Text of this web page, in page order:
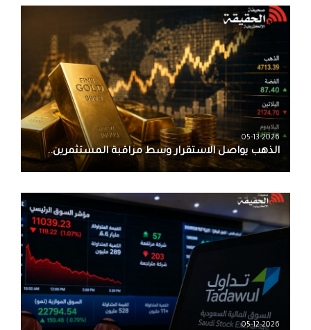
05-13-2026
الذهب يواصل الاستقرار وسط مراقبة المستثمرين..
05-12-2026